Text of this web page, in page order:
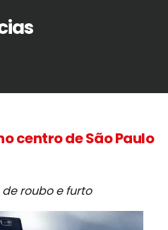
centro de São Paulo
roubo e furto